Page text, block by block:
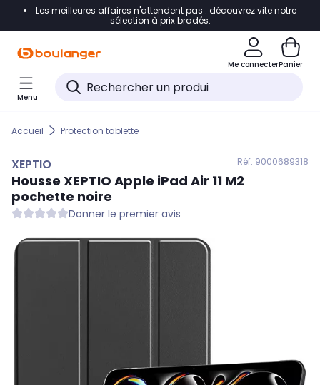
Accéder directement à la navigation
Accéder directement au pied de page
Accéder directement au chatbot
Les meilleures affaires n'attendent pas : découvrez vite notre
sélection à prix bradés.
Me connecterPanier
Menu
Accueil Protection tablette
XEPTIO Réf. 9000689318
Housse XEPTIO Apple iPad Air 11 M2
pochette noire
Donner le premier avis